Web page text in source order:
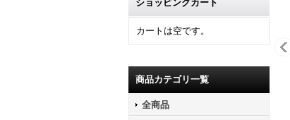
ショッピングカート
カートは空です。
商品カテゴリ一覧
全商品